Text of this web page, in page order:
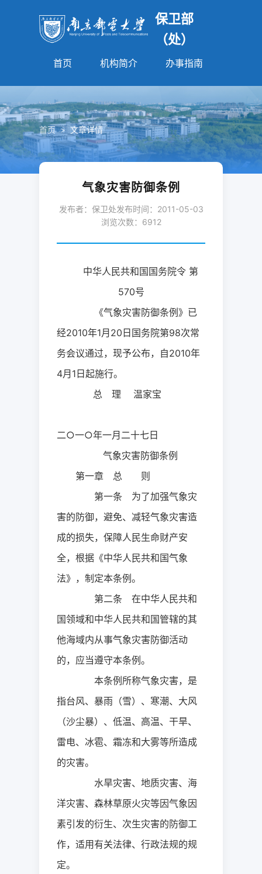
保卫部
（处）
首页 机构简介 办事指南
首页 > 文章详情
气象灾害防御条例
发布者：保卫处发布时间：2011-05-03
浏览次数： 6912
中华人民共和国国务院令 第
570号
《气象灾害防御条例》已
经2010年1月 20 日国务院第98次常
务会议通过，现予公布，自2010年
4月 1 日起施行。
总 理 温家宝
二○一○年一月二十七日
气象灾害防御条例
第一章 总 则
第一条 为了加强气象灾
害的防御，避免、减轻气象灾害造
成的损失，保障人民生命财产安
全，根据《中华人民共和国气象
法》，制定本条例。
第二条 在中华人民共和
国领域和中华人民共和国管辖的其
他海域内从事气象灾害防御活动
的，应当遵守本条例。
本条例所称气象灾害，是
指台风、暴雨（雪）、寒潮、大风
（沙尘暴）、低温、高温、干旱、
雷电、冰雹、霜冻和大雾等所造成
的灾害。
水旱灾害、地质灾害、海
洋灾害、森林草原火灾等因气象因
素引发的衍生、次生灾害的防御工
作，适用有关法律、行政法规的规
定。